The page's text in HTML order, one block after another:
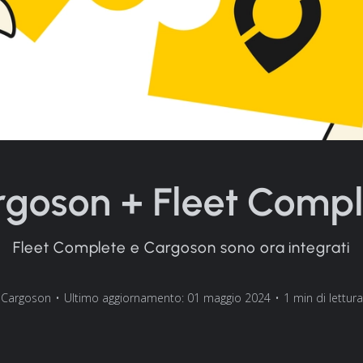
+ Fleet
Fleet Complete e Cargoson sono ora integrati
Cargoson • Ultimo aggiornamento: 01 maggio 2024 • 1 min di lettura